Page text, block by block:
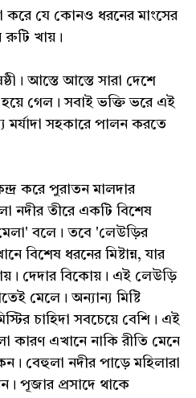
করে যে কোনও ধরনের মাংসের
রুটি খায়।
আস্তে আস্তে সারা দেশে
গেল। সবাই ভক্তি ভরে এই
সহকারে পালন করতে
করে পুরাতন মালদার
নদীর তীরে একটি বিশেষ
বলে। তবে 'লেউড়ির
বিশেষ ধরনের মিষ্টান্ন, যার
দেদার বিকোয়। এই লেউড়ি
মেলে। অন্যান্য মিষ্টি
চাহিদা সবচেয়ে বেশি। এই
কারণ এখানে নাকি রীতি মেনে
বেহুলা নদীর পাড়ে মহিলারা
পূজার প্রসাদে থাকে